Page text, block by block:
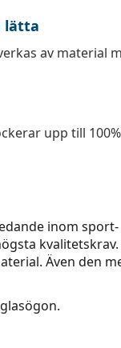
lätta
av material
upp till
inom
Även den